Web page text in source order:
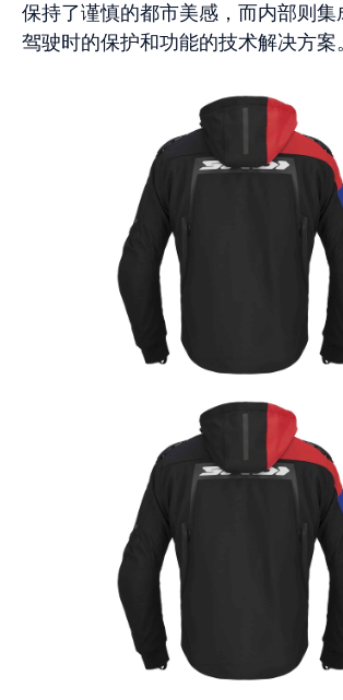
保持了谨慎的都市美感，而内部则集
驾驶时的保护和功能的技术解决方案。